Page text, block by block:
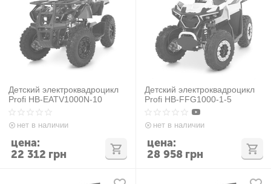
Детский электроквадроцикл
Profi HB-EATV1000N-10
нет в наличии
22 312 грн
цена:
Детский электроквадроцикл
Profi HB-FFG1000-1-5
нет в наличии
28 958 грн
цена: